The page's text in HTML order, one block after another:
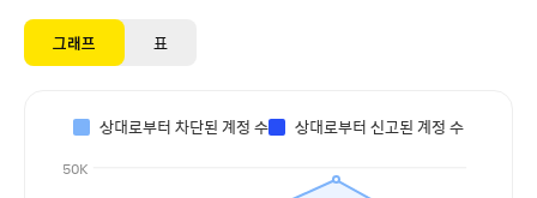
그래프 표
상대로부터 차단된 계정 수 상대로부터 신고된 계정 수
50K